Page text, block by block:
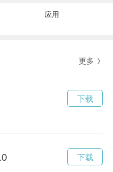
应用
更多
下载
下载